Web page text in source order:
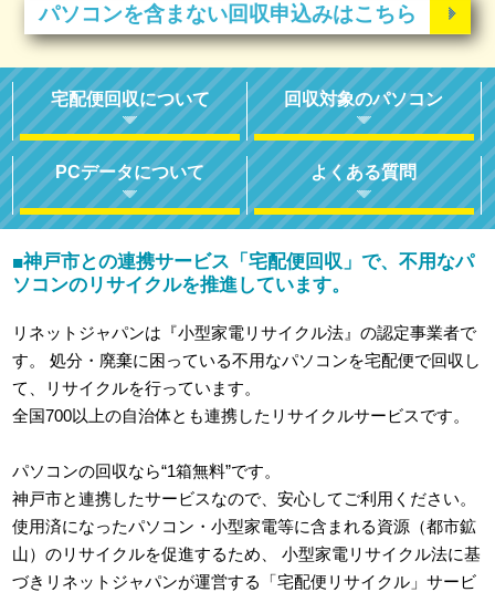
パソコンを含まない回収申込みはこちら
宅配便回収について 回収対象のパソコン
PCデータについて よくある質問
■神戸市との連携サービス「宅配便回収」で、不用なパ
ソコンのリサイクルを推進しています。
リネットジャパンは『小型家電リサイクル法』の認定事業者で
す。
処分・廃棄に困っている不用なパソコンを宅配便で回収し
て、リサイクルを行っています。
全国700以上の自治体とも連携したリサイクルサービスです。
パソコンの回収なら“1箱無料”です。
神戸市と連携したサービスなので、安心してご利用ください。
使用済になったパソコン・小型家電等に含まれる資源（都市鉱
山）のリサイクルを促進するため、
小型家電リサイクル法に基
づきリネットジャパンが運営する「宅配便リサイクル」サービ